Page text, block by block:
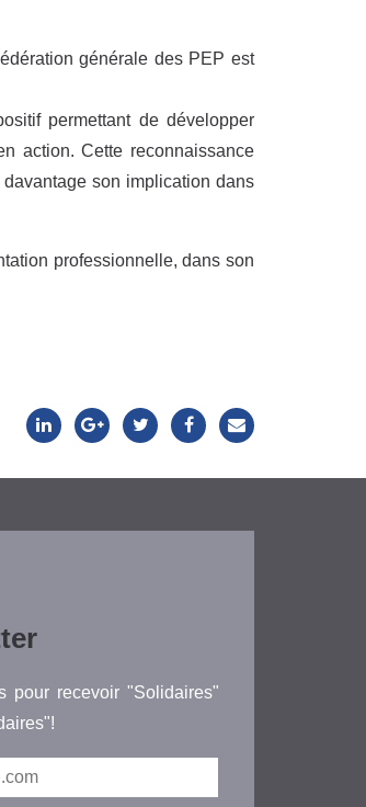
générale des PEP est
permettant de développer
action. Cette reconnaissance
son implication dans
professionnelle, dans son
pour recevoir "Solidaires"